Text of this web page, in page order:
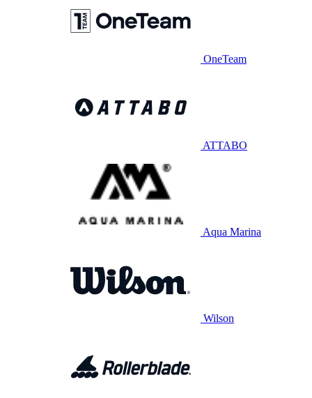
OneTeam
ATTABO
Aqua Marina
Wilson